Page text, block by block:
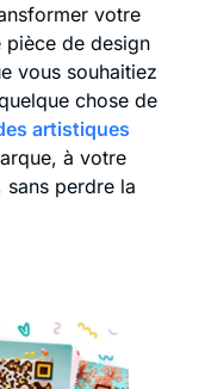
votre
pièce de design
vous souhaitiez
chose de
artistiques
à votre
perdre la